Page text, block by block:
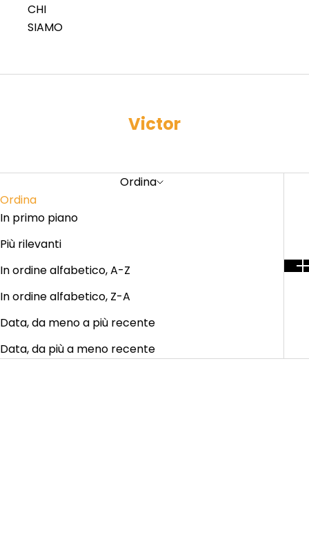
CHI
SIAMO
Victor
Ordina
Ordina
In primo piano
Più rilevanti
In ordine alfabetico, A-Z
In ordine alfabetico, Z-A
Data, da meno a più recente
Data, da più a meno recente